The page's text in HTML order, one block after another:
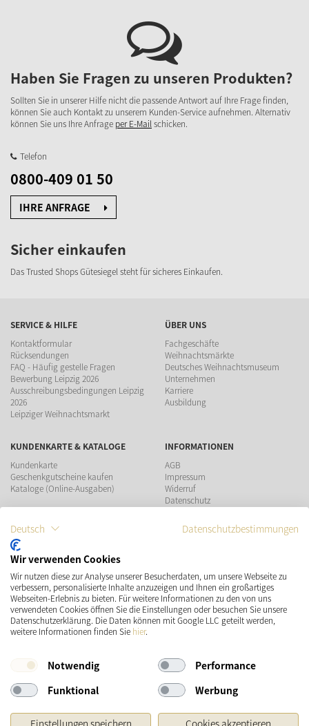
Haben Sie Fragen zu unseren Produkten?
Sollten Sie in unserer Hilfe nicht die passende Antwort auf Ihre Frage finden,
können Sie auch Kontakt zu unserem Kunden-Service aufnehmen. Alternativ
können Sie uns Ihre Anfrage per E-Mailschicken.
Telefon
0800-409 01 50
IHRE ANFRAGE
Sicher einkaufen
Das Trusted Shops Gütesiegel steht für sicheres Einkaufen.
SERVICE & HILFE
Kontaktformular
Rücksendungen
FAQ - Häufig gestelle Fragen
Bewerbung Leipzig 2026
Ausschreibungsbedingungen Leipzig
2026
Leipziger Weihnachtsmarkt
ÜBER UNS
Fachgeschäfte
Weihnachtsmärkte
Deutsches Weihnachtsmuseum
Unternehmen
Karriere
Ausbildung
KUNDENKARTE & KATALOGE
Kundenkarte
Geschenkgutscheine kaufen
Kataloge (Online-Ausgaben)
INFORMATIONEN
AGB
Impressum
Widerruf
Datenschutz
ZAHLUNGSMÖGLICHKEITEN
VERSAND SOCIAL MEDIA
* Preisangaben inkl. gesetzl. MwSt. und zzgl.Versandkosten
Deutsch Datenschutzbestimmungen
Wir verwenden Cookies
Wir nutzen diese zur Analyse unserer Besucherdaten, um unsere Webseite zu
verbessern, personalisierte Inhalte anzuzeigen und Ihnen ein großartiges
Webseiten-Erlebnis zu bieten. Für weitere Informationen zu den von uns
verwendeten Cookies öffnen Sie die Einstellungen oder besuchen Sie unsere
Datenschutzerklärung. Die Daten können mit Google LLC geteilt werden,
weitere Informationen finden Sie hier.
Notwendig
Performance
Funktional
Werbung
Einstellungen speichern Cookies akzeptieren